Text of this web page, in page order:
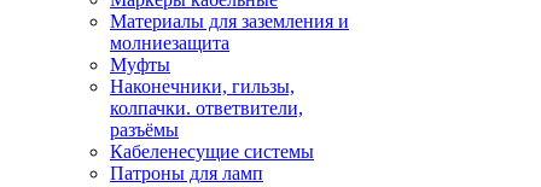
Материалы для заземления и
молниезащита
Муфты
Наконечники, гильзы,
колпачки. ответвители,
разъёмы
Кабеленесущие системы
Патроны для ламп